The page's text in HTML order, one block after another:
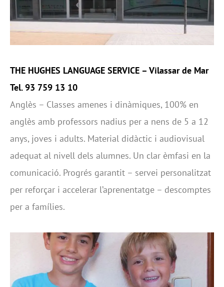
THE HUGHES LANGUAGE SERVICE – Vilassar de Mar
Tel. 93 759 13 10
Anglès – Classes amenes i dinàmiques, 100% en
anglès amb professors nadius per a nens de 5 a 12
anys, joves i adults. Material didàctic i audiovisual
adequat al nivell dels alumnes. Un clar èmfasi en la
comunicació. Progrés garantit – servei personalitzat
per reforçar i accelerar l’aprenentatge – descomptes
per a famílies.